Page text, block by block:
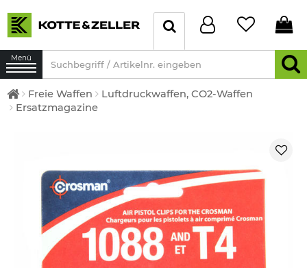
Menü
Freie Waffen
Luftdruckwaffen, CO2-Waffen
Ersatzmagazine